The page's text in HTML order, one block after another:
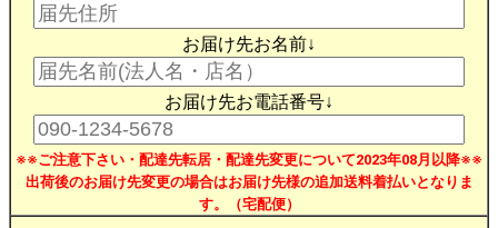
お届け先お名前↓
お届け先お電話番号↓
※※ご注意下さい・配達先転居・配達先変更について2023年08月以降※※
出荷後のお届け先変更の場合はお届け先様の追加送料着払いとなりま
す。（宅配便）